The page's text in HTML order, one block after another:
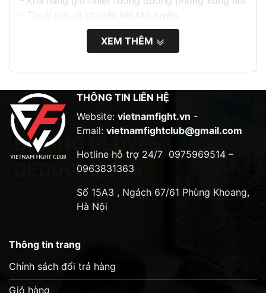
– Thoải mái di chuyển khi tập luyện.
– Kích thước tiêu chuẩn dành cho người lớn Nam
Hướng dẫn bảo quản.
phơi trong bóng râm cho đến khi khô
– Nên bảo quản bằng cách treo trên móc treo.
Không gấp lại.
XEM THÊM
THÔNG TIN LIÊN HỆ
Website: vietnamfight.vn -
Email: vietnamfightclub@gmail.com
Hotline hỗ trợ 24/7 0975969514 –
0963831363
Số 15A3 , Ngách 67/61 Phùng Khoang,
Hà Nội
Thông tin trang
Chính sách đổi trả hàng
Giỏ hàng